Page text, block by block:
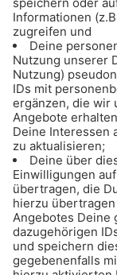
ANZEIGE -
des EHC